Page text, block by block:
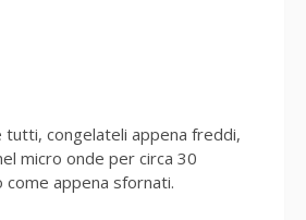
tutti, congelateli appena freddi,
micro onde per circa 30
come appena sfornati.